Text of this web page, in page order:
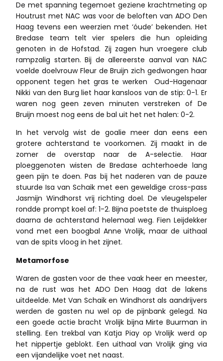
De met spanning tegemoet geziene krachtmeting op
Houtrust met NAC was voor de beloften van ADO Den
Haag tevens een weerzien met ‘óude’ bekenden. Het
Bredase team telt vier spelers die hun opleiding
genoten in de Hofstad. Zij zagen hun vroegere club
rampzalig starten. Bij de allereerste aanval van NAC
voelde doelvrouw Fleur de Bruijn zich gedwongen haar
opponent tegen het gras te werken Oud-Hagenaar
Nikki van den Burg liet haar kansloos van de stip: 0-1. Er
waren nog geen zeven minuten verstreken of De
Bruijn moest nog eens de bal uit het net halen: 0-2.
In het vervolg wist de goalie meer dan eens een
grotere achterstand te voorkomen. Zij maakt in de
zomer de overstap naar de A-selectie. Haar
ploeggenoten wisten de Bredase achterhoede lang
geen pijn te doen. Pas bij het naderen van de pauze
stuurde Isa van Schaik met een geweldige cross-pass
Jasmijn Windhorst vrij richting doel. De vleugelspeler
rondde prompt koel af: 1-2. Bijna poetste de thuisploeg
daarna de achterstand helemaal weg. Fien Leijdekker
vond met een boogbal Anne Vrolijk, maar de uithaal
van de spits vloog in het zijnet.
Metamorfose
Waren de gasten voor de thee vaak heer en meester,
na de rust was het ADO Den Haag dat de lakens
uitdeelde. Met Van Schaik en Windhorst als aandrijvers
werden de gasten nu wel op de pijnbank gelegd. Na
een goede actie bracht Vrolijk bijna Mirte Buurman in
stelling. Een trekbal van Katja Piay op Vrolijk werd op
het nippertje geblokt. Een uithaal van Vrolijk ging via
een vijandelijke voet net naast.